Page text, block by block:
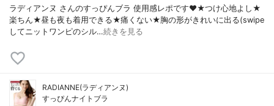
ラディアンヌ さんのすっぴんブラ 使用感レポです❤️★つけ心地よし★
楽ちん★昼も夜も着用できる★痛くない★胸の形がきれいに出る(swipe
してニットワンピのシル…続きを見る
RADIANNE(ラディアンヌ)
すっぴんナイトブラ